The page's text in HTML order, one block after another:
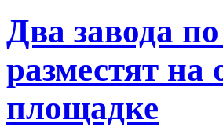
Два завода
разместят на
площадке